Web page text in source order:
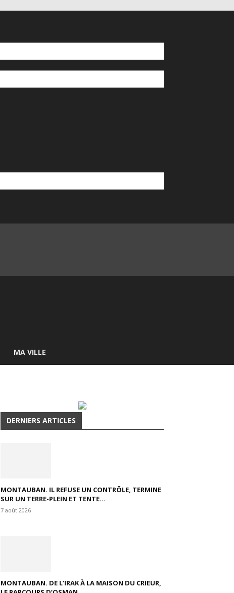
MA VILLE
DERNIERS ARTICLES
MONTAUBAN. IL REFUSE UN CONTRÔLE, TERMINE
SUR UN TERRE-PLEIN ET TENTE...
7 août 2026
MONTAUBAN. DE L’IRAK À LA MAISON DU CRIEUR,